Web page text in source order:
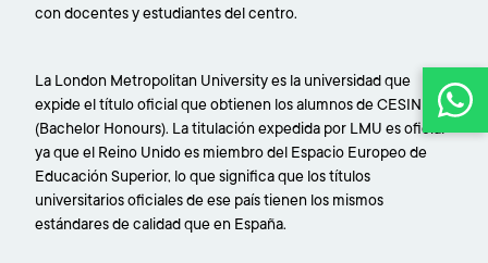
con docentes y estudiantes del centro.
La London Metropolitan University es la universidad que
expide el título oficial que obtienen los alumnos de CESINE,
(Bachelor Honours). La titulación expedida por LMU es oficial
ya que el Reino Unido es miembro del Espacio Europeo de
Educación Superior, lo que significa que los títulos
universitarios oficiales de ese país tienen los mismos
estándares de calidad que en España.